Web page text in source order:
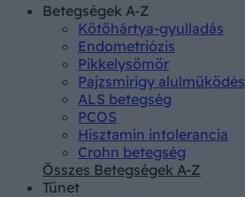
Betegségek A-Z
Kötőhártya-gyulladás
Endometriózis
Pikkelysömör
Pajzsmirigy alulműködés
ALS betegség
PCOS
Hisztamin intolerancia
Crohn betegség
Összes Betegségek A-Z
Tünet